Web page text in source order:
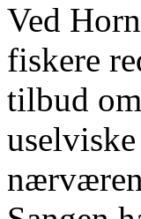
Ved
fiskere
tilbud